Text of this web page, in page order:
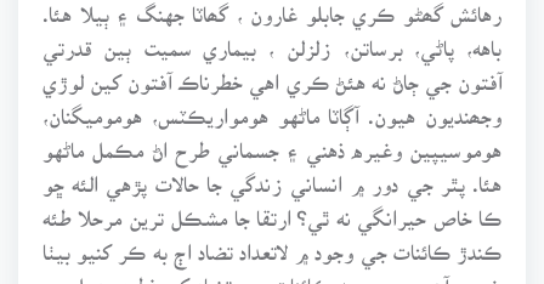
رهائش گھڻو ڪري جابلو غارون ، گھاٽا جهنگ ۽ ٻيلا هئا.
باهه، پاڻي، برساتن، زلزلن ، بيماري سميت ٻين قدرتي
آفتون جي ڄاڻ نه هئڻ ڪري اهي خطرناڪ آفتون کين لوڙي
وجھنديون هيون. آڳاٽا ماڻهو هومواريڪٽس، هوموميگنان،
هوموسيپين وغيره ذهني ۽ جسماني طرح اڻ مڪمل ماڻهو
هئا. پٿر جي دور ۾ انساني زندگي جا حالات پڙهي الئه ڇو
ڪا خاص حيرانگي نه ٿي؟ ارتقا جا مشڪل ترين مرحلا طئه
ڪندڙ ڪائنات جي وجود ۾ لاتعداد تضاد اڄ به ڪر کنيو بيٺا
ضرور آهن. پر پوءِ به ڪائنات جي تضاد کي فطري عمل جو